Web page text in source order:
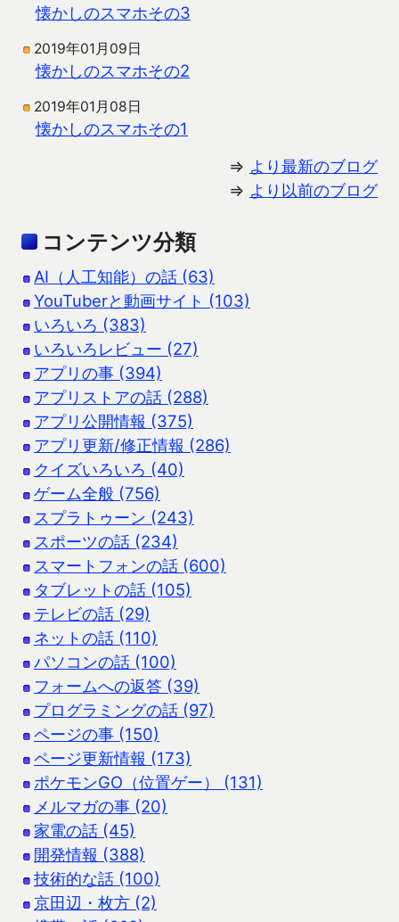
懐かしのスマホその3
2019年01月09日
懐かしのスマホその2
2019年01月08日
懐かしのスマホその1
⇒ より最新のブログ
⇒ より以前のブログ
コンテンツ分類
AI（人工知能）の話 (63)
YouTuberと動画サイト (103)
いろいろ (383)
いろいろレビュー (27)
アプリの事 (394)
アプリストアの話 (288)
アプリ公開情報 (375)
アプリ更新/修正情報 (286)
クイズいろいろ (40)
ゲーム全般 (756)
スプラトゥーン (243)
スポーツの話 (234)
スマートフォンの話 (600)
タブレットの話 (105)
テレビの話 (29)
ネットの話 (110)
パソコンの話 (100)
フォームへの返答 (39)
プログラミングの話 (97)
ページの事 (150)
ページ更新情報 (173)
ポケモンGO（位置ゲー） (131)
メルマガの事 (20)
家電の話 (45)
開発情報 (388)
技術的な話 (100)
京田辺・枚方 (2)